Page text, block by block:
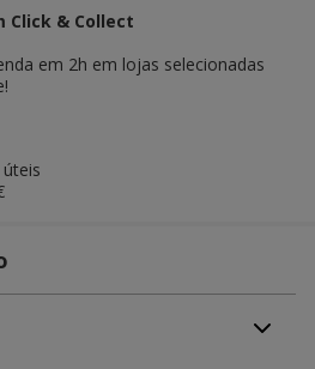
Click & Collect
em 2h em lojas selecionadas